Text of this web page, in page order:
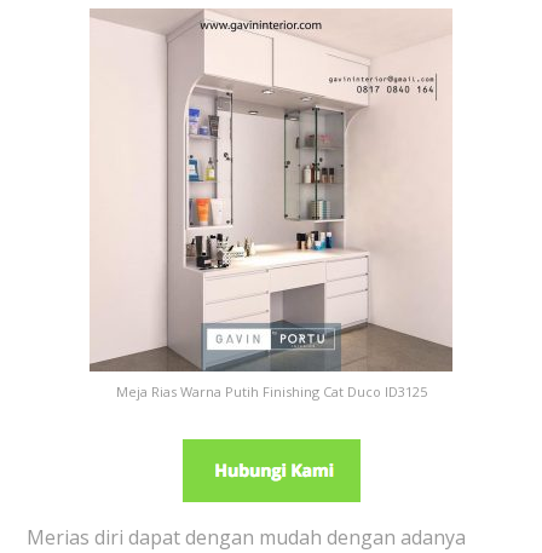
Meja Rias Warna Putih Finishing Cat Duco ID3125
Merias diri dapat dengan mudah dengan adanya